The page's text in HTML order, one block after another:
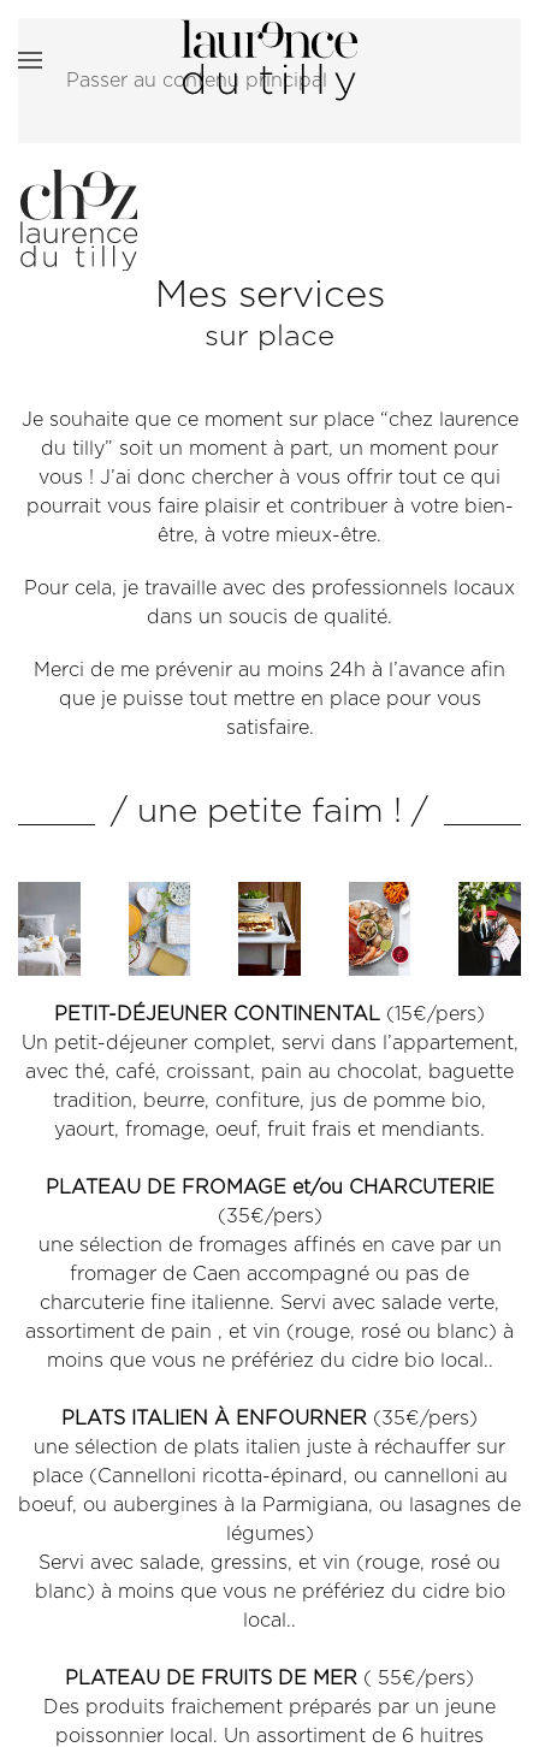
Passer au contenu principal
Mes services
sur place
Je souhaite que ce moment sur place “chez laurence
du tilly” soit un moment à part, un moment pour
vous ! J’ai donc chercher à vous offrir tout ce qui
pourrait vous faire plaisir et contribuer à votre bien-
être, à votre mieux-être.
Pour cela, je travaille avec des professionnels locaux
dans un soucis de qualité.
Merci de me prévenir au moins 24h à l’avance afin
que je puisse tout mettre en place pour vous
satisfaire.
/ une petite faim ! /
PETIT-DÉJEUNER CONTINENTAL (15€/pers)
Un petit-déjeuner complet, servi dans l’appartement,
avec thé, café, croissant, pain au chocolat, baguette
tradition, beurre, confiture, jus de pomme bio,
yaourt, fromage, oeuf, fruit frais et mendiants.
PLATEAU DE FROMAGE et/ou CHARCUTERIE
(35€/pers)
une sélection de fromages affinés en cave par un
fromager de Caen accompagné ou pas de
charcuterie fine italienne. Servi avec salade verte,
assortiment de pain , et vin (rouge, rosé ou blanc) à
moins que vous ne préfériez du cidre bio local..
PLATS ITALIEN À ENFOURNER (35€/pers)
une sélection de plats italien juste à réchauffer sur
place (Cannelloni ricotta-épinard, ou cannelloni au
boeuf, ou aubergines à la Parmigiana, ou lasagnes de
légumes)
Servi avec salade, gressins, et vin (rouge, rosé ou
blanc) à moins que vous ne préfériez du cidre bio
local..
PLATEAU DE FRUITS DE MER ( 55€/pers)
Des produits fraichement préparés par un jeune
poissonnier local. Un assortiment de 6 huitres